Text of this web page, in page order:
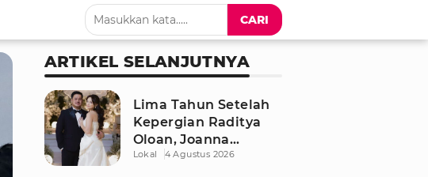
CARI
ARTIKEL SELANJUTNYA
Lima Tahun Setelah
Kepergian Raditya
Oloan, Joanna
Alexandra Kembali
Lokal 4 Agustus 2026